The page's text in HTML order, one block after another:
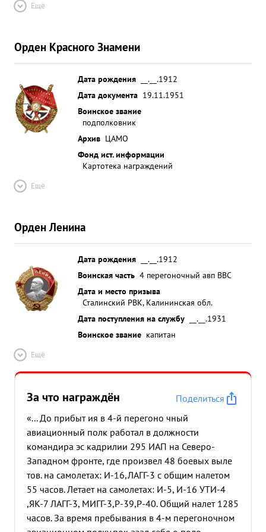
Ещё
Орден Красного Знамени
Дата рождения
__.__.1912
Дата документа 19.11.1951
Воинское звание
подполковник
Архив ЦАМО
Фонд ист. информации
Картотека награждений
Ещё
Орден Ленина
Дата рождения
__.__.1912
Воинская часть 4 перегоночный авп ВВС
Дата и место призыва
Сталинский РВК, Калининская обл.
Дата поступления на службу
__.__.1931
Воинское звание капитан
Ещё
За что награждён
Поделиться
«... До прибыт ия в 4-й перегоно чный
авиационный полк работал в должности
командира эс кадрилии 295 ИАП на Северо-
Западном фронте, где произвел 48 боевых выле
тов. на самолетах: И-16,ЛАГГ-3 с общим налетом
55 часов. Летает на самолетах: И-5, И-16 УТИ-4
,ЯК-7 ЛАГГ-3, МИГГ-3,Р-39,Р-40. Общий налет 1285
часов. За время пребывания в 4-м перегоночном